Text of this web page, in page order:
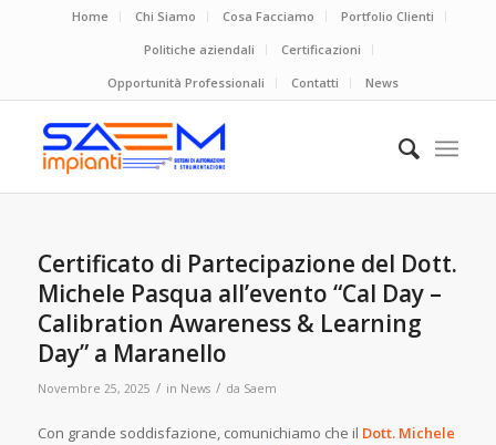
Home Chi Siamo Cosa Facciamo
Portfolio Clienti
Politiche aziendali
Certificazioni
Opportunità Professionali
Contatti News
Certificato di Partecipazione del Dott.
Michele Pasqua all’evento “Cal Day –
Calibration Awareness & Learning
Day” a Maranello
Novembre 25, 2025 / in News / da Saem
Con grande soddisfazione, comunichiamo che il Dott. Michele